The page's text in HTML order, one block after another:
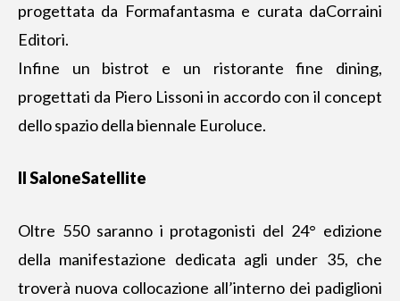
progettata da Formafantasma e curata daCorraini
Editori.
Infine un bistrot e un ristorante fine dining,
progettati da Piero Lissoni in accordo con il concept
dello spazio della biennale Euroluce.
Il SaloneSatellite
Oltre 550 saranno i protagonisti del 24° edizione
della manifestazione dedicata agli under 35, che
troverà nuova collocazione all’interno dei padiglioni